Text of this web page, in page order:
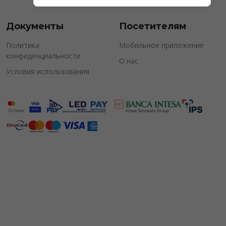
Документы
Политика
конфиденциальности
Условия использования
Посетителям
Мобильное приложение
О нас